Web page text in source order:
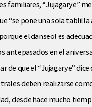
familiares, “Jujagarye”
“se pone una sola tablilla
el danseol es
antepasados en el
de que el “Jujagarye”
deben realizarse
desde hace mucho